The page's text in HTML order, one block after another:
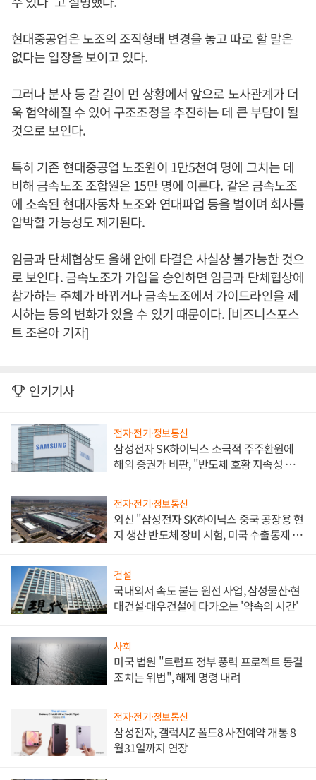
현대중공업은 노조의 조직형태 변경을 놓고 따로 할 말은
없다는 입장을 보이고 있다.
그러나 분사 등 갈 길이 먼 상황에서 앞으로 노사관계가 더
욱 험악해질 수 있어 구조조정을 추진하는 데 큰 부담이 될
것으로 보인다.
특히 기존 현대중공업 노조원이 1만5천여 명에 그치는 데
비해 금속노조 조합원은 15만 명에 이른다. 같은 금속노조
에 소속된 현대자동차 노조와 연대파업 등을 벌이며 회사를
압박할 가능성도 제기된다.
임금과 단체협상도 올해 안에 타결은 사실상 불가능한 것으
로 보인다. 금속노조가 가입을 승인하면 임금과 단체협상에
참가하는 주체가 바뀌거나 금속노조에서 가이드라인을 제
시하는 등의 변화가 있을 수 있기 때문이다. [비즈니스포스
트 조은아 기자]
인기기사
전자·전기·정보통신
삼성전자 SK하이닉스 소극적 주주환원에
해외 증권가 비판, "반도체 호황 지속성 의
전자·전기·정보통신
외신 "삼성전자 SK하이닉스 중국 공장용 현
지 생산 반도체 장비 시험, 미국 수출통제 대
건설
국내외서 속도 붙는 원전 사업, 삼성물산·현
대건설·대우건설에 다가오는 '약속의 시간'
사회
미국 법원 "트럼프 정부 풍력 프로젝트 동결
조치는 위법", 해제 명령 내려
전자·전기·정보통신
삼성전자, 갤럭시Z 폴드8 사전예약 개통 8
월31일까지 연장